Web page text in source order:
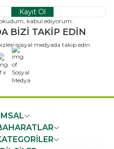
Kayıt Ol
kabul ediyorum.
BİZİ TAKİP EDİN
sosyal medyada takip edin
x